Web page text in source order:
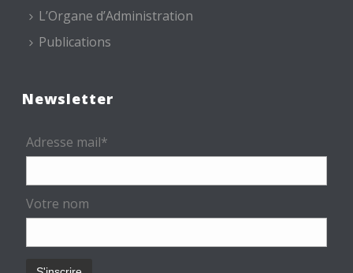
L’Organe d’Administration
Publications
Newsletter
Adresse mail*
Votre nom